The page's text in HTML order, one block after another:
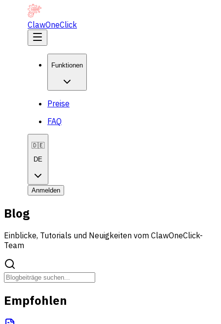
ClawOneClick
Funktionen
Preise
FAQ
🇩🇪
DE
Anmelden
Blog
Einblicke, Tutorials und Neuigkeiten vom ClawOneClick-
Team
Empfohlen